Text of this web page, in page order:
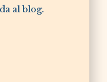
al blog.